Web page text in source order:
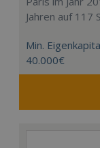
Jahren auf
Min.
40.000€